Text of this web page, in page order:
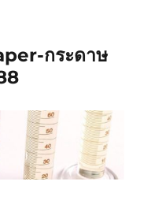
กระดาษ